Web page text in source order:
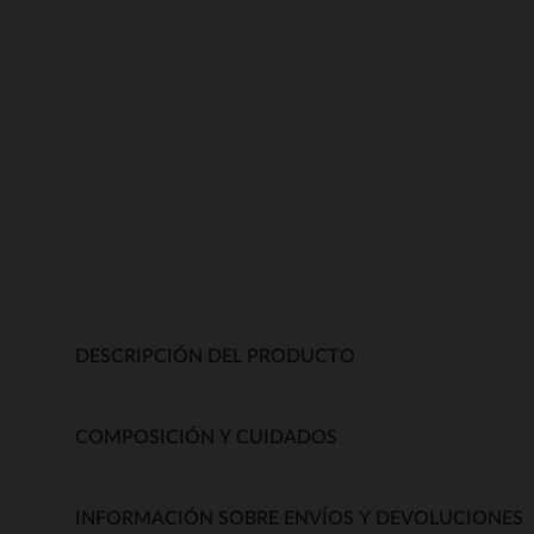
DESCRIPCIÓN DEL PRODUCTO
COMPOSICIÓN Y CUIDADOS
INFORMACIÓN SOBRE ENVÍOS Y DEVOLUCIONES